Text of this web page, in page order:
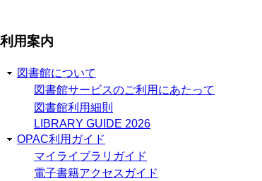
利用案内
図書館について
図書館サービスのご利用にあたって
図書館利用細則
LIBRARY GUIDE 2026
OPAC利用ガイド
マイライブラリガイド
電子書籍アクセスガイド